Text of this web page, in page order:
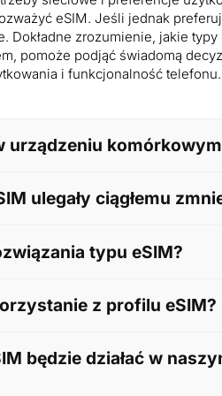
eSIM. Jeśli jednak
zrozumienie, jakie typy
pomoże podjąć świadomą
i funkcjonalność telefonu.
urządzeniu
do sieci operatora, co umożliwia
oraz korzystanie z pakietowej
ulegały ciągłemu
modemy oraz
zajmowaną przez
typu eSIM?
całkowicie wirtualna. Profil
aktywacja i konfiguracja
z profilu eSIM?
Umożliwia szybką, zdalną
korzystanie z wielu profili na
będzie działać w